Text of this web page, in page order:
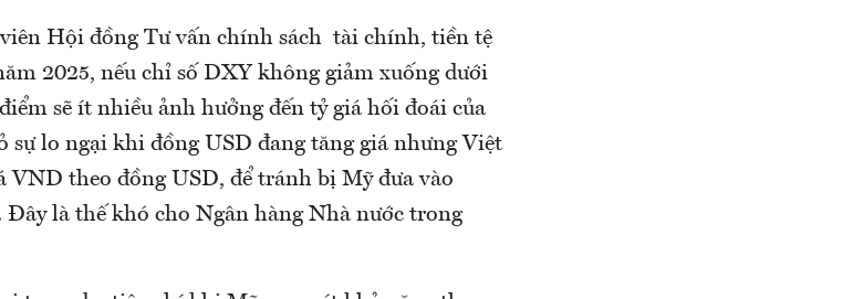
Hội đồng Tư vấn chính sách tài chính, tiền tệ
2025, nếu chỉ số DXY không giảm xuống dưới
sẽ ít nhiều ảnh hưởng đến tỷ giá hối đoái của
sự lo ngại khi đồng USD đang tăng giá nhưng Việt
VND theo đồng USD, để tránh bị Mỹ đưa vào
Đây là thế khó cho Ngân hàng Nhà nước trong